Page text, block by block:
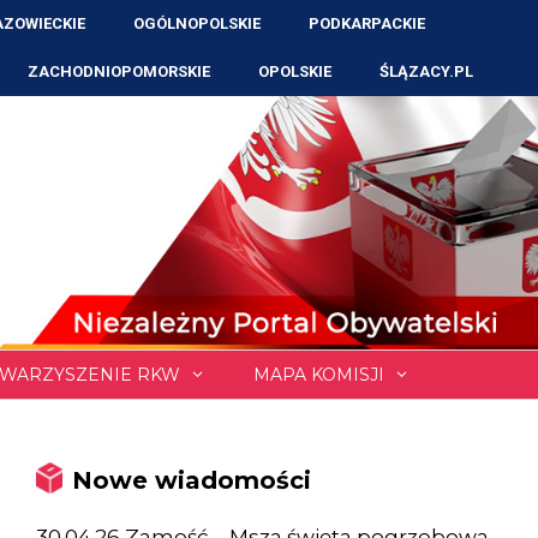
OGÓLNOPOLSKIE PODKARPACKIE
ZACHODNIOPOMORSKIE OPOLSKIE ŚLĄZACY.PL
RKW MAPA KOMISJI
Nowe wiadomości